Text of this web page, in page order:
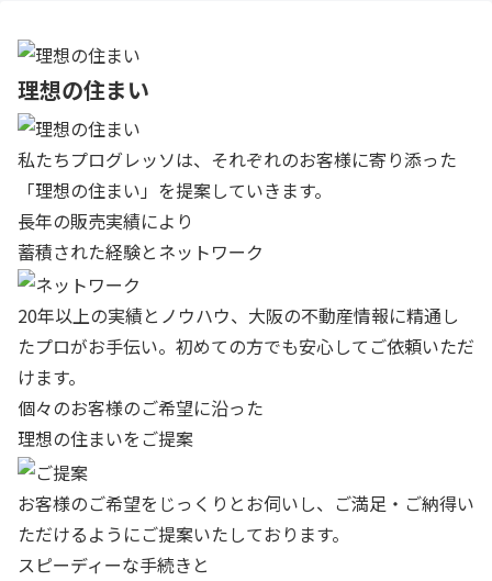
理想の住まい
私たちプログレッソは、それぞれのお客様に寄り添った
「理想の住まい」 を提案していきます。
長年の販売実績により
蓄積された経験とネットワーク
20年以上の実績とノウハウ、大阪の不動産情報に精通し
たプロがお手伝い。初めての方でも安心してご依頼いただ
けます。
個々のお客様のご希望に沿った
理想の住まいをご提案
お客様のご希望をじっくりとお伺いし、ご満足・ご納得い
ただけるようにご提案いたしております。
スピーディーな手続きと